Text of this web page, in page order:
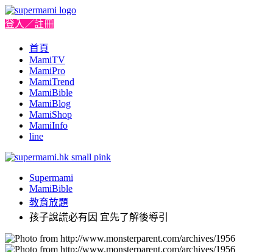
登入／註冊
首頁
MamiTV
MamiPro
MamiTrend
MamiBible
MamiBlog
MamiShop
MamiInfo
line
Supermami
MamiBible
教育放題
孩子說謊必有因 宜先了解後導引